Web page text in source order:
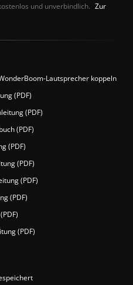
und unverbindlich. Zur
Lautsprecher koppeln
(PDF)
(PDF)
(PDF)
(PDF)
(PDF)
(PDF)
(PDF)
(PDF)